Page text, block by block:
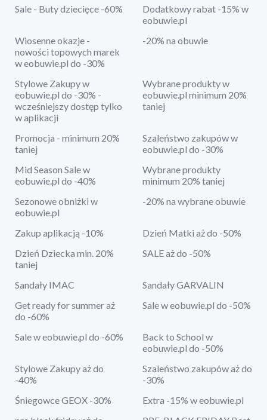
Sale - Buty dziecięce -60%
Dodatkowy rabat -15% w
eobuwie.pl
Wiosenne okazje -
nowości topowych marek
w eobuwie.pl do -30%
-20% na obuwie
Stylowe Zakupy w
eobuwie.pl do -30% -
wcześniejszy dostęp tylko
w aplikacji
Wybrane produkty w
eobuwie.pl minimum 20%
taniej
Promocja - minimum 20%
taniej
Szaleństwo zakupów w
eobuwie.pl do -30%
Mid Season Sale w
eobuwie.pl do -40%
Wybrane produkty
minimum 20% taniej
Sezonowe obniżki w
eobuwie.pl
-20% na wybrane obuwie
Zakup aplikacją -10%
Dzień Matki aż do -50%
Dzień Dziecka min. 20%
taniej
SALE aż do -50%
Sandały IMAC
Sandały GARVALIN
Get ready for summer aż
do -60%
Sale w eobuwie.pl do -50%
Sale w eobuwie.pl do -60%
Back to School w
eobuwie.pl do -50%
Stylowe Zakupy aż do
-40%
Szaleństwo zakupów aż do
-30%
Śniegowce GEOX -30%
Extra -15% w eobuwie.pl